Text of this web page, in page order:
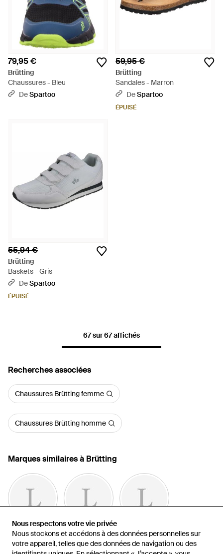
Nous respectons votre vie privée
Nous stockons et accédons à des données personnelles sur
votre appareil, telles que des données de navigation ou des
Nous respectons votre vie privée
Nous stockons et accédons à des données personnelles sur
votre appareil, telles que des données de navigation ou des
79,95 €
Brütting
Chaussures - Bleu
DeSpartoo
59,95 €
Brütting
Sandales - Marron
DeSpartoo
ÉPUISÉ
55,94 €
Brütting
Baskets - Gris
DeSpartoo
ÉPUISÉ
67 sur 67 affichés
Recherches associées
Chaussures Brütting femme
Chaussures Brütting homme
Marques similaires à Brütting
Etnies Kawasaki British Knights